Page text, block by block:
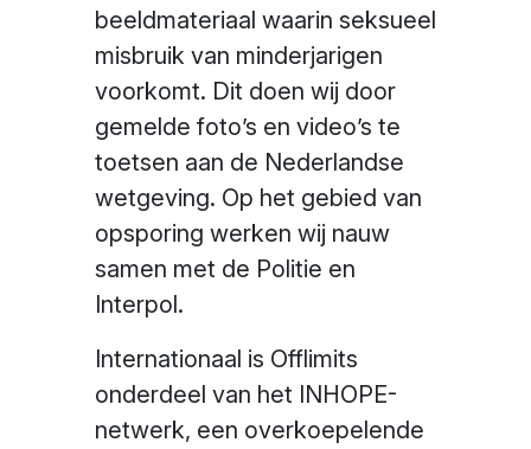
beeldmateriaal waarin seksueel
misbruik van minderjarigen
voorkomt. Dit doen wij door
gemelde foto’s en video’s te
toetsen aan de Nederlandse
wetgeving. Op het gebied van
opsporing werken wij nauw
samen met de Politie en
Interpol.
Internationaal is Offlimits
onderdeel van het INHOPE-
netwerk, een overkoepelende